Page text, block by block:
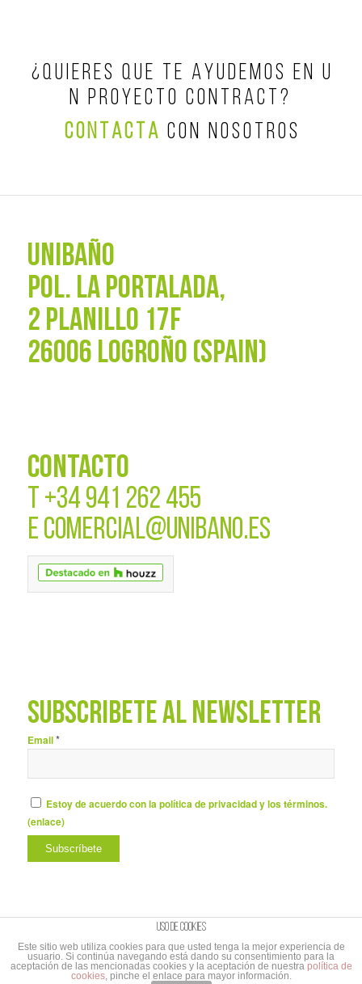
¿ Q U I E R E S Q U E T E A Y U D E M O S E N U
N P R O Y E C T O C O N T R A C T ?
C O N T A C T AC O N N O S O T R O S
UNIBAÑO
POL. La Portalada,
2 PLANILLO 17F
26006 LOGROÑO (SPAIN)
CONTACTO
T +34 941 262 455
E COMERCIAL@UNIBANO.ES
SUBSCRÍBETE AL NEWSLETTER
Email*
Estoy de acuerdo con la política de privacidad y los términos.
(enlace)
© Copyright - UNIBAÑO |Aviso Legal y Política de privacidad|Aviso Legal
Uso de cookies
Este sitio web utiliza cookies para que usted tenga la mejor experiencia de
usuario. Si continúa navegando está dando su consentimiento para la
aceptación de las mencionadas cookies y la aceptación de nuestra política de
cookies, pinche el enlace para mayor información.